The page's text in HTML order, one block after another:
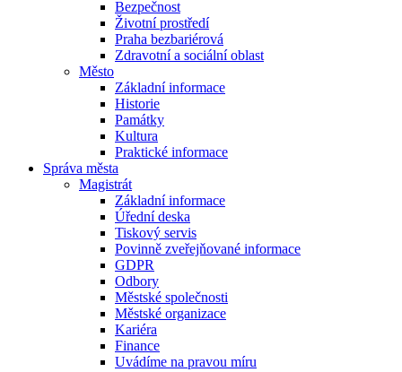
Bezpečnost
Životní prostředí
Praha bezbariérová
Zdravotní a sociální oblast
Město
Základní informace
Historie
Památky
Kultura
Praktické informace
Správa města
Magistrát
Základní informace
Úřední deska
Tiskový servis
Povinně zveřejňované informace
GDPR
Odbory
Městské společnosti
Městské organizace
Kariéra
Finance
Uvádíme na pravou míru